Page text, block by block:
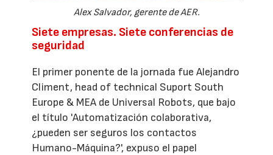
Alex Salvador, gerente de AER.
Siete empresas. Siete conferencias de
seguridad
El primer ponente de la jornada fue Alejandro
Climent, head of technical Suport South
Europe & MEA de Universal Robots, que bajo
el título 'Automatización colaborativa,
¿pueden ser seguros los contactos
Humano-Máquina?', expuso el papel